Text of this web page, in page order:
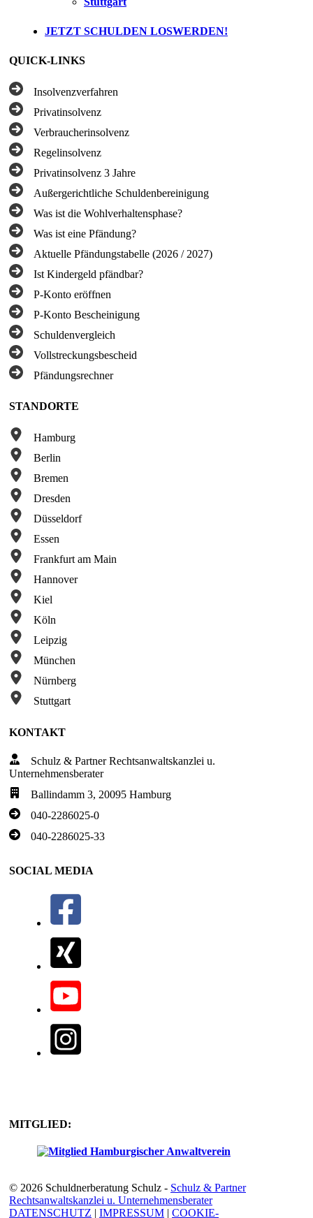
JETZT SCHULDEN LOSWERDEN!
QUICK-LINKS
Insolvenzverfahren
Privatinsolvenz
Verbraucherinsolvenz
Regelinsolvenz
Privatinsolvenz 3 Jahre
Außergerichtliche Schuldenbereinigung
Was ist die Wohlverhaltensphase?
Was ist eine Pfändung?
Aktuelle Pfändungstabelle (2026 / 2027)
Ist Kindergeld pfändbar?
P-Konto eröffnen
P-Konto Bescheinigung
Schuldenvergleich
Vollstreckungsbescheid
Pfändungsrechner
STANDORTE
Hamburg
Berlin
Bremen
Dresden
Düsseldorf
Essen
Frankfurt am Main
Hannover
Kiel
Köln
Leipzig
München
Nürnberg
Stuttgart
KONTAKT
Schulz & Partner Rechtsanwaltskanzlei u.
Unternehmensberater
Ballindamm 3, 20095 Hamburg
040-2286025-0
040-2286025-33
SOCIAL MEDIA
MITGLIED:
© 2026 Schuldnerberatung Schulz - Schulz & Partner
Rechtsanwaltskanzlei u. Unternehmensberater
DATENSCHUTZ | IMPRESSUM | COOKIE-